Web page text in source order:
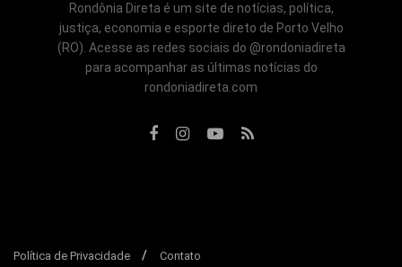
Rondônia Direta é um site de notícias, política,
justiça, economia e esporte direto de Porto Velho
(RO). Acesse as redes sociais do @rondoniadireta
para acompanhar as últimas notícias do
rondoniadireta.com
Política de Privacidade Contato